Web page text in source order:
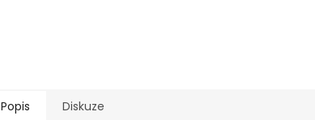
Popis Diskuze